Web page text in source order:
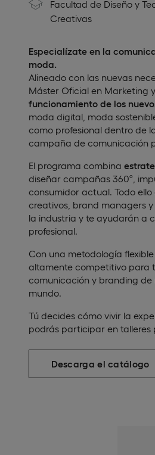
Facultad de Diseño y
Creativas
Especialízate en la
moda.
Alineado con las nuevas
Máster Oficial en Marketing
funcionamiento de los
moda digital, moda
como profesional dentro de
campaña de comunicación
El programa combina
diseñar campañas 360º,
consumidor actual. Todo
creativos, brand managers
la industria y te ayudarán a
profesional.
Con una metodología
altamente competitivo para
comunicación y branding
mundo.
Tú decides cómo vivir la
podrás participar en talleres
Descarga el catálogo